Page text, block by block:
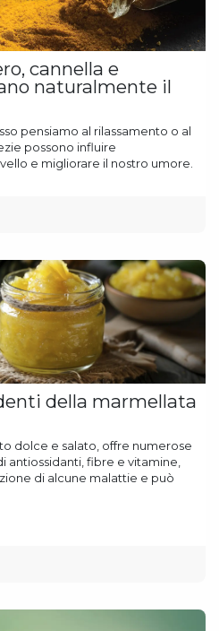
cannella e
naturalmente il
pensiamo al rilassamento o al
possono influire
e migliorare il nostro umore.
della marmellata
dolce e salato, offre numerose
antiossidanti, fibre e vitamine,
di alcune malattie e può